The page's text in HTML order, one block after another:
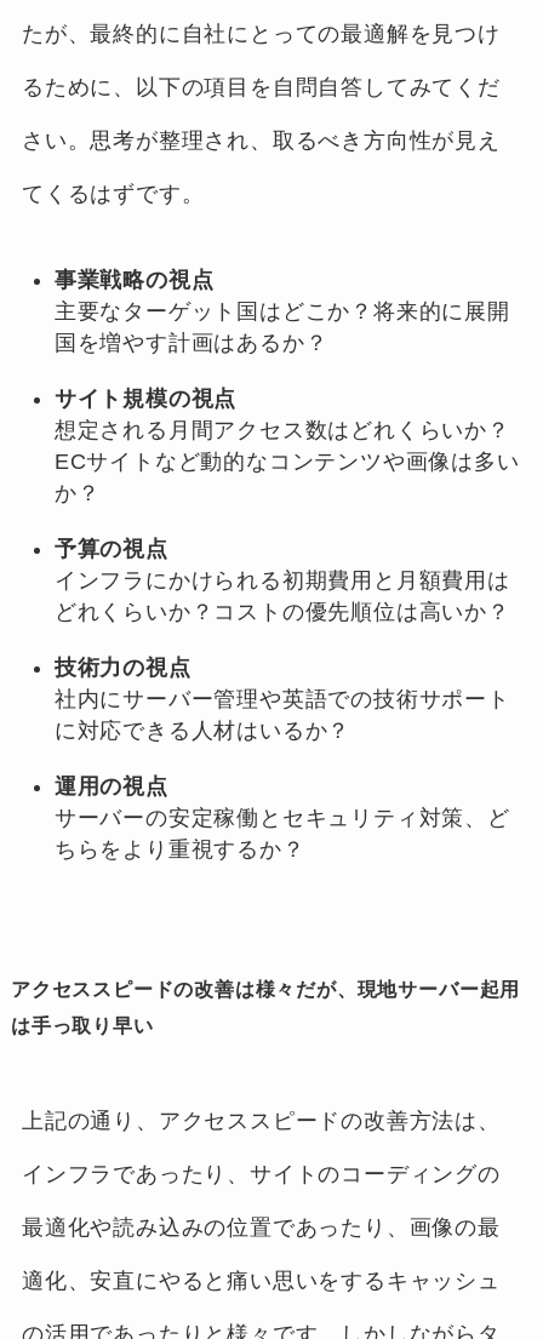
たが、最終的に自社にとっての最適解を見つけ
るために、以下の項目を自問自答してみてくだ
さい。思考が整理され、取るべき方向性が見え
てくるはずです。
事業戦略の視点
主要なターゲット国はどこか？将来的に展開
国を増やす計画はあるか？
サイト規模の視点
想定される月間アクセス数はどれくらいか？
ECサイトなど動的なコンテンツや画像は多い
か？
予算の視点
インフラにかけられる初期費用と月額費用は
どれくらいか？コストの優先順位は高いか？
技術力の視点
社内にサーバー管理や英語での技術サポート
に対応できる人材はいるか？
運用の視点
サーバーの安定稼働とセキュリティ対策、ど
ちらをより重視するか？
アクセススピードの改善は様々だが、現地サーバー起用
は手っ取り早い
上記の通り、アクセススピードの改善方法は、
インフラであったり、サイトのコーディングの
最適化や読み込みの位置であったり、画像の最
適化、安直にやると痛い思いをするキャッシュ